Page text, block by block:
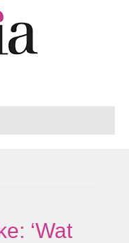
‘Wat